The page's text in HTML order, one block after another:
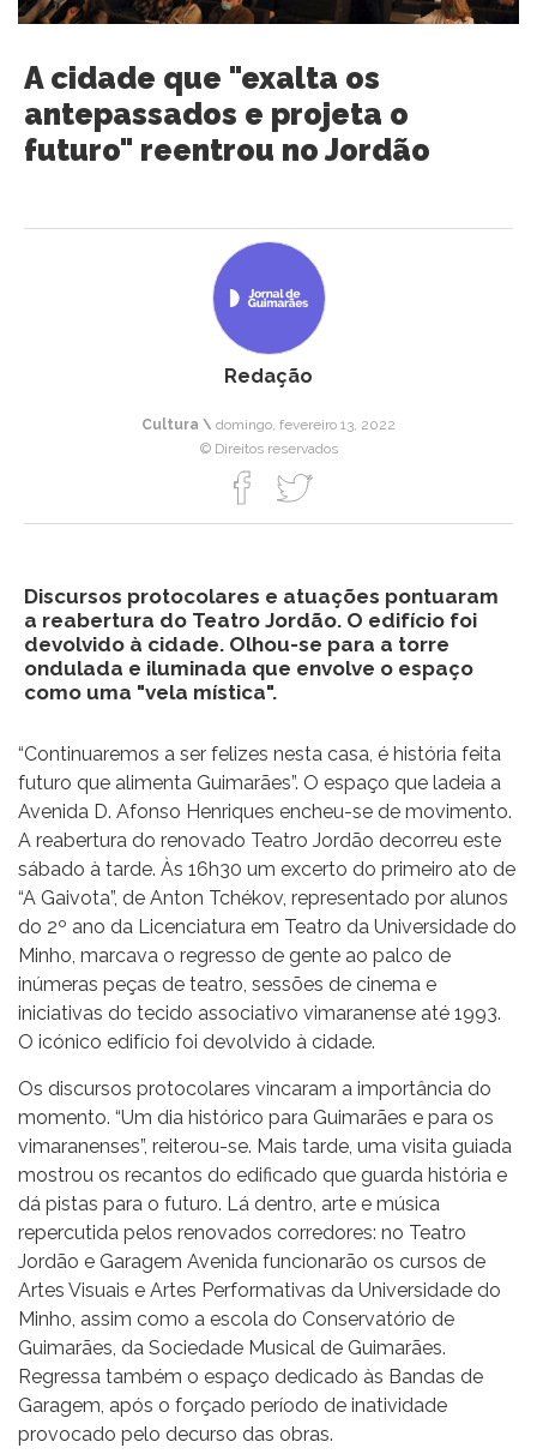
A cidade que "exalta os
antepassados e projeta o
futuro" reentrou no Jordão
Redação
Cultura \ domingo, fevereiro 13, 2022
© Direitos reservados
Discursos protocolares e atuações pontuaram
a reabertura do Teatro Jordão. O edifício foi
devolvido à cidade. Olhou-se para a torre
ondulada e iluminada que envolve o espaço
como uma "vela mística".
“Continuaremos a ser felizes nesta casa, é história feita
futuro que alimenta Guimarães”. O espaço que ladeia a
Avenida D. Afonso Henriques encheu-se de movimento.
A reabertura do renovado Teatro Jordão decorreu este
sábado à tarde. Às 16h30 um excerto do primeiro ato de
“A Gaivota”, de Anton Tchékov, representado por alunos
do 2º ano da Licenciatura em Teatro da Universidade do
Minho, marcava o regresso de gente ao palco de
inúmeras peças de teatro, sessões de cinema e
iniciativas do tecido associativo vimaranense até 1993.
O icónico edifício foi devolvido à cidade.
Os discursos protocolares vincaram a importância do
momento. “Um dia histórico para Guimarães e para os
vimaranenses”, reiterou-se. Mais tarde, uma visita guiada
mostrou os recantos do edificado que guarda história e
dá pistas para o futuro. Lá dentro, arte e música
repercutida pelos renovados corredores: no Teatro
Jordão e Garagem Avenida funcionarão os cursos de
Artes Visuais e Artes Performativas da Universidade do
Minho, assim como a escola do Conservatório de
Guimarães, da Sociedade Musical de Guimarães.
Regressa também o espaço dedicado às Bandas de
Garagem, após o forçado período de inatividade
provocado pelo decurso das obras.